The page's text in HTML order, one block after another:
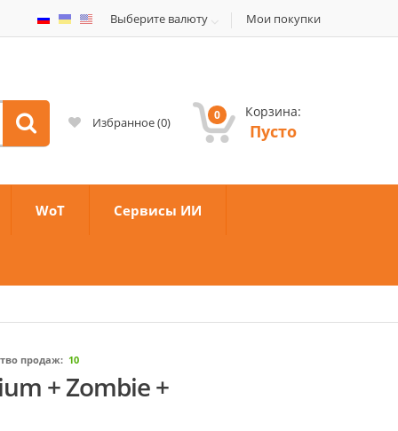
Выберите валюту Мои покупки
Избранное(0) 0 Корзина:
Пусто
WoT Сервисы ИИ
продаж: 10
+ Zombie +